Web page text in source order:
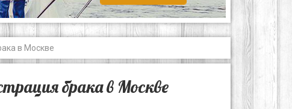
в Москве
брака в Москве